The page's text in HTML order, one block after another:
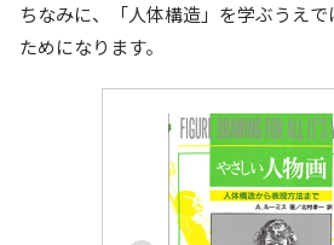
ちなみに、「人体構造」を学ぶうえ
ためになります。